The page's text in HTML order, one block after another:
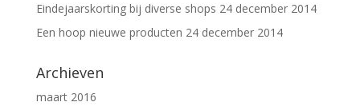
Eindejaarskorting bij diverse shops 24 december 2014
Een hoop nieuwe producten 24 december 2014
Archieven
maart 2016